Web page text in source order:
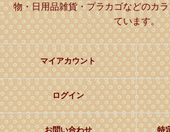
物・日用品雑貨・プラカゴなどのカ
ています。
マイアカウント
ログイン
お問い合わせ 特